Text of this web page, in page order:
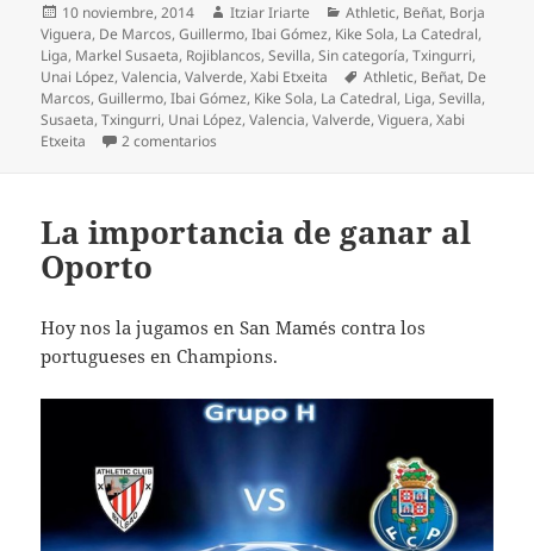
Publicado
el
10 noviembre, 2014 Autor
Itziar Iriarte Categorías
Athletic, Beñat, Borja
Viguera, De Marcos,Guillermo,Ibai Gómez, Kike Sola, La Catedral,
Liga, Markel Susaeta, Rojiblancos,Sevilla,Sin categoría,Txingurri,
Unai López,Valencia,Valverde,Xabi Etxeita Etiquetas
Athletic, Beñat, De
Marcos,Guillermo,Ibai Gómez, Kike Sola, La Catedral, Liga,Sevilla,
Susaeta,Txingurri, Unai López,Valencia,Valverde,Viguera,Xabi
Etxeita
2 comentarios
La importancia de ganar al
Oporto
Hoy nos la jugamos en San Mamés contra los
portugueses en Champions.